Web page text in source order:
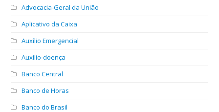
Advocacia-Geral da União
Aplicativo da Caixa
Auxílio Emergencial
Auxílio-doença
Banco Central
Banco de Horas
Banco do Brasil